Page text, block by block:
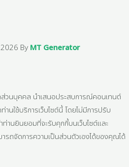
By MT Generator
ส่วนบุคคล นำเสนอประสบการณ์คอนเทนต์
นใช้บริการเว็บไซต์นี้ โดยไม่มีการปรับ
านยินยอมที่จะรับคุกกี้บนเว็บไซต์และ
ารถจัดการความเป็นส่วนตัวเองได้ของคุณได้